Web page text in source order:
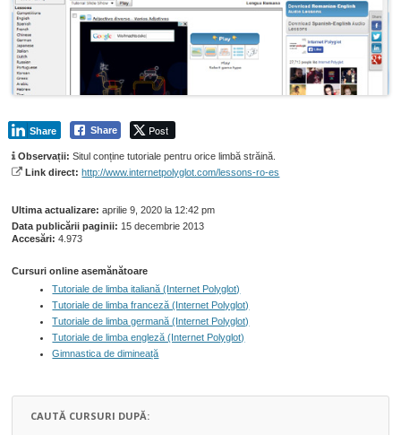
Share Post
Share
Observații:Situl conține tutoriale pentru orice limbă străină.
Link direct:http://www.internetpolyglot.com/lessons-ro-es
Ultima actualizare: aprilie 9, 2020 la 12:42 pm
Data publicării paginii: 15 decembrie 2013
Accesări: 4.973
Cursuri online asemănătoare
Tutoriale de limba italiană (Internet Polyglot)
Tutoriale de limba franceză (Internet Polyglot)
Tutoriale de limba germană (Internet Polyglot)
Tutoriale de limba engleză (Internet Polyglot)
Gimnastica de dimineață
CAUTĂ CURSURI DUPĂ: